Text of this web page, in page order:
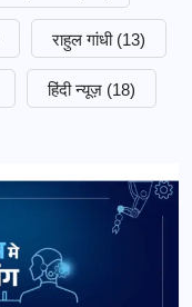
राहुल गांधी (13)
हिंदी न्यूज़ (18)